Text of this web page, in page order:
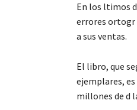
En los ltimos
errores ortogr
a sus ventas.
El libro, que
ejemplares,
millones de d